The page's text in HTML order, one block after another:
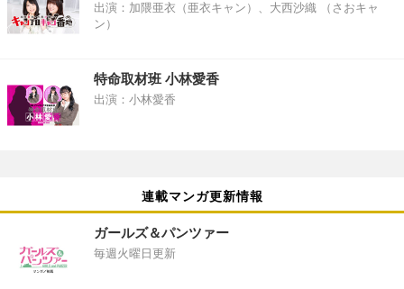
出演：加隈亜衣（亜衣キャン）、大西沙織 （さおキャ
ン）
特命取材班 小林愛香
出演：小林愛香
連載マンガ更新情報
ガールズ＆パンツァー
毎週火曜日更新